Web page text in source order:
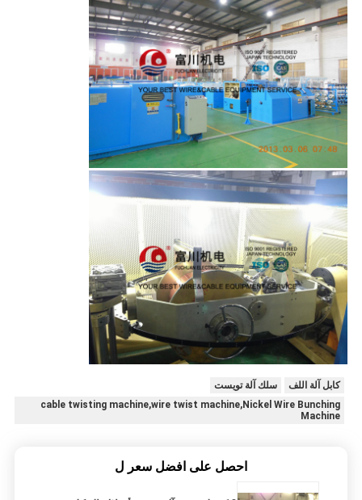
كابل آلة اللف
سلك آلة تويست
cable twisting machine,wire twist machine,Nickel Wire Bunching
Machine
احصل على افضل سعر ل